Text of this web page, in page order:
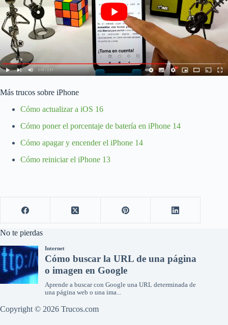
Más trucos sobre iPhone
Cómo actualizar a iOS 16
Cómo poner el porcentaje de batería en iPhone 14
Cómo apagar y encender el iPhone 14
Cómo reiniciar el iPhone 13
No te pierdas
Copyright © 2026 Trucos.com